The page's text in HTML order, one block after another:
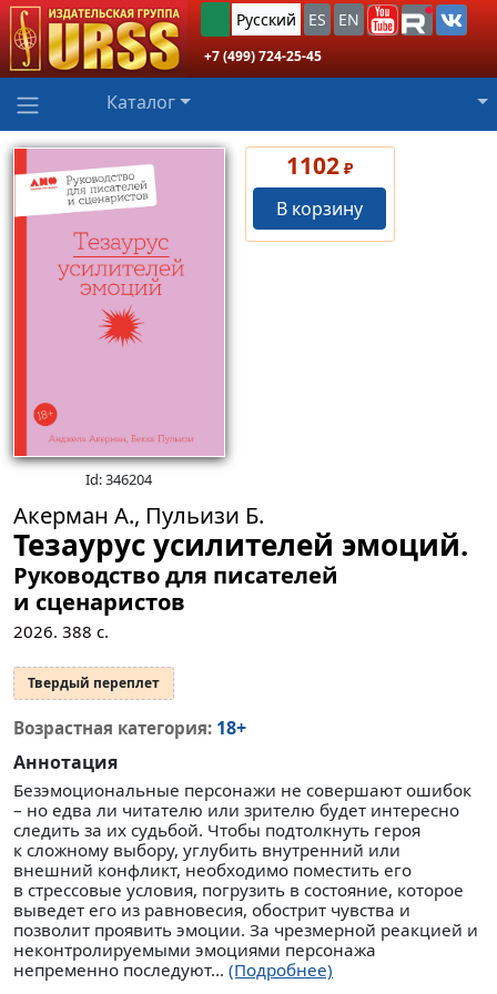
Русский ES EN
+7 (499) 724-25-45
Каталог
Id: 346204
1102 ₽
В корзину
Акерман А., Пульизи Б.
Тезаурус усилителей эмоций.
Руководство для писателей
и сценаристов
2026. 388 с.
Твердый переплет
Возрастная категория: 18+
Аннотация
Безэмоциональные персонажи не совершают ошибок
– но едва ли читателю или зрителю будет интересно
следить за их судьбой. Чтобы подтолкнуть героя
к сложному выбору, углубить внутренний или
внешний конфликт, необходимо поместить его
в стрессовые условия, погрузить в состояние, которое
выведет его из равновесия, обострит чувства и
позволит проявить эмоции. За чрезмерной реакцией и
неконтролируемыми эмоциями персонажа
непременно последуют... (Подробнее)